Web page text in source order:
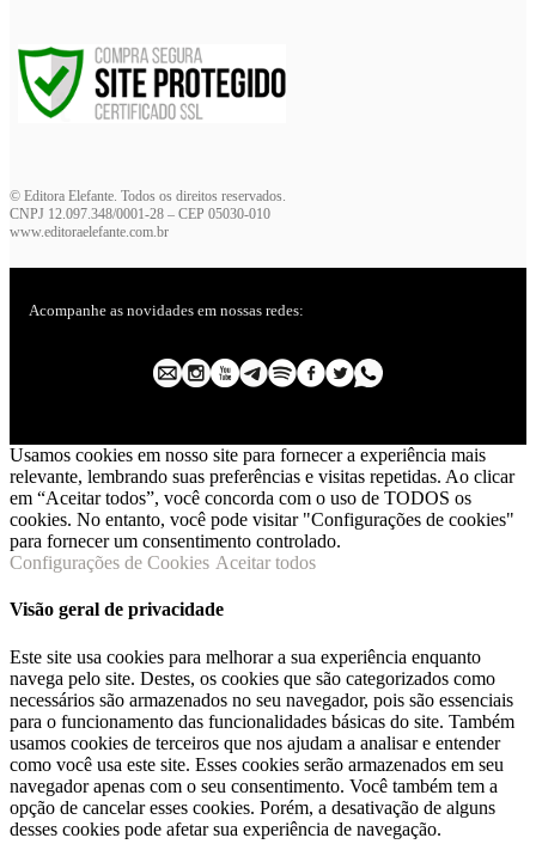
© Editora Elefante. Todos os direitos reservados.
CNPJ 12.097.348/0001-28 – CEP 05030-010
www.editoraelefante.com.br
Acompanhe as novidades em nossas redes:
Usamos cookies em nosso site para fornecer a experiência mais
relevante, lembrando suas preferências e visitas repetidas. Ao clicar
em “Aceitar todos”, você concorda com o uso de TODOS os
cookies. No entanto, você pode visitar "Configurações de cookies"
para fornecer um consentimento controlado.
Configurações de Cookies Aceitar todos
Visão geral de privacidade
Este site usa cookies para melhorar a sua experiência enquanto
navega pelo site. Destes, os cookies que são categorizados como
necessários são armazenados no seu navegador, pois são essenciais
para o funcionamento das funcionalidades básicas do site. Também
usamos cookies de terceiros que nos ajudam a analisar e entender
como você usa este site. Esses cookies serão armazenados em seu
navegador apenas com o seu consentimento. Você também tem a
opção de cancelar esses cookies. Porém, a desativação de alguns
desses cookies pode afetar sua experiência de navegação.